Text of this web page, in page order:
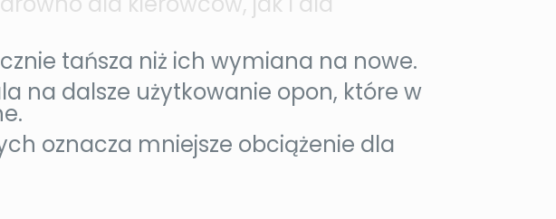
tańsza niż ich wymiana na nowe.
na dalsze użytkowanie opon, które w
oznacza mniejsze obciążenie dla